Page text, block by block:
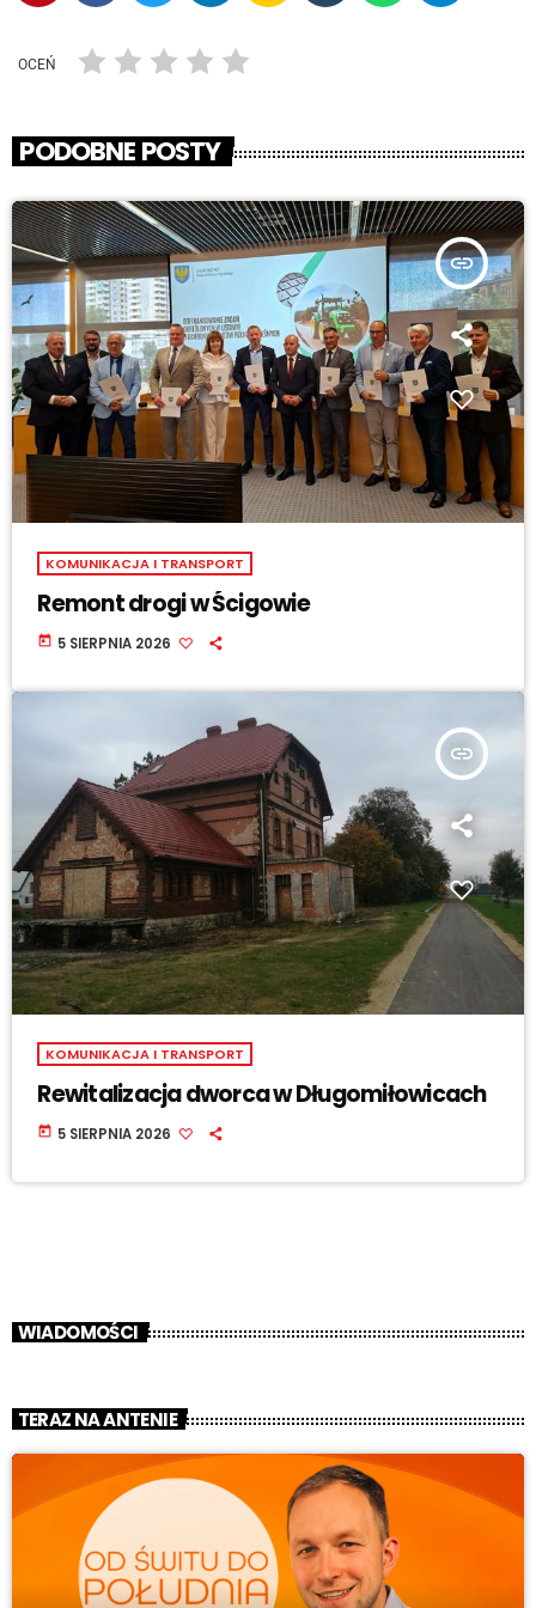
OCEŃ
PODOBNE POSTY
insert_link
KOMUNIKACJA I TRANSPORT
Remont drogi w Ścigowie
today 5 SIERPNIA 2026
insert_link
KOMUNIKACJA I TRANSPORT
Rewitalizacja dworca w Długomiłowicach
today 5 SIERPNIA 2026
WIADOMOŚCI
TERAZ NA ANTENIE